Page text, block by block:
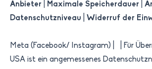
Anbieter Maximale Speicherdauer
Datenschutzniveau
Widerruf der
Meta (Facebook/ Instagram) | | ​Für
USA ist ein angemessenes